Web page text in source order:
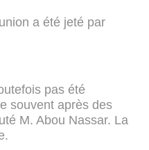
a été jeté par
pas été
souvent après des
M. Abou Nassar. La